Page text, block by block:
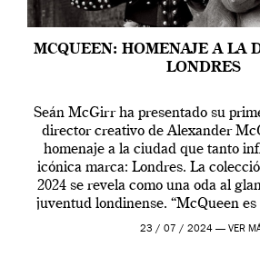
MCQUEEN: HOMENAJE A LA
LONDRES
Seán McGirr ha presentado su
director creativo de Alexander
homenaje a la ciudad que tanto
icónica marca: Londres. La
2024 se revela como una oda al
juventud londinense. “McQueen
en Londres y siempre
23 / 07 / 2024 — VER